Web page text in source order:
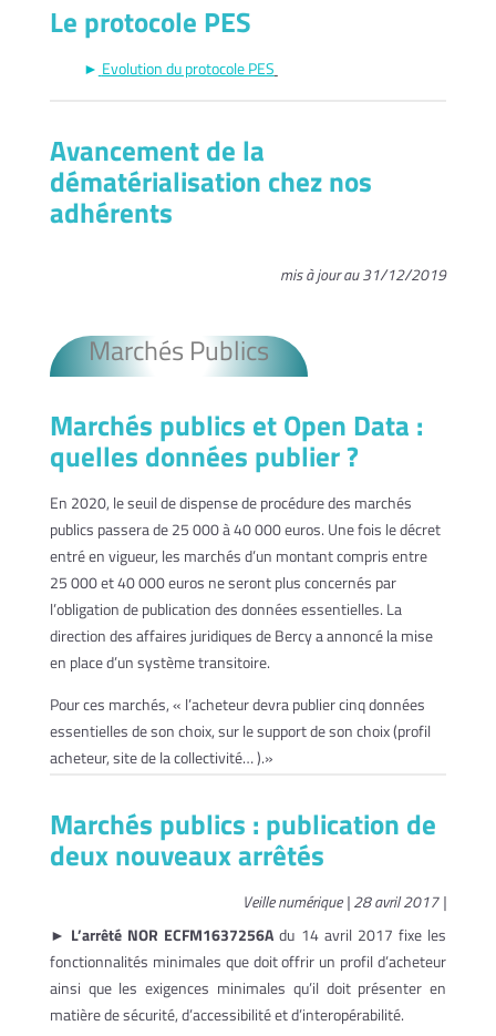
Le protocole PES
► Evolution du protocole PES
Avancement de la
dématérialisation chez nos
adhérents
mis à jour au 31/12/2019
Marchés Publics
Marchés publics et Open Data :
quelles données publier ?
En 2020, le seuil de dispense de procédure des marchés
publics passera de 25 000 à 40 000 euros. Une fois le décret
entré en vigueur, les marchés d’un montant compris entre
25 000 et 40 000 euros ne seront plus concernés par
l’obligation de publication des données essentielles. La
direction des affaires juridiques de Bercy a annoncé la mise
en place d’un système transitoire.
Pour ces marchés, « l’acheteur devra publier cinq données
essentielles de son choix, sur le support de son choix (profil
acheteur, site de la collectivité… ).»
Marchés publics : publication de
deux nouveaux arrêtés
Veille numérique | 28 avril 2017 |
► L’arrêté NOR ECFM1637256Adu 14 avril 2017 fixe les
fonctionnalités minimales que doit offrir un profil d’acheteur
ainsi que les exigences minimales qu’il doit présenter en
matière de sécurité, d’accessibilité et d’interopérabilité.